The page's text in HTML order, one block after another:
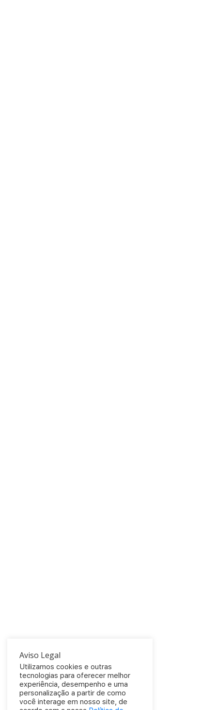
Aviso Legal
Utilizamos cookies e outras
tecnologias para oferecer melhor
experiência, desempenho e uma
personalização a partir de como
você interage em nosso site, de